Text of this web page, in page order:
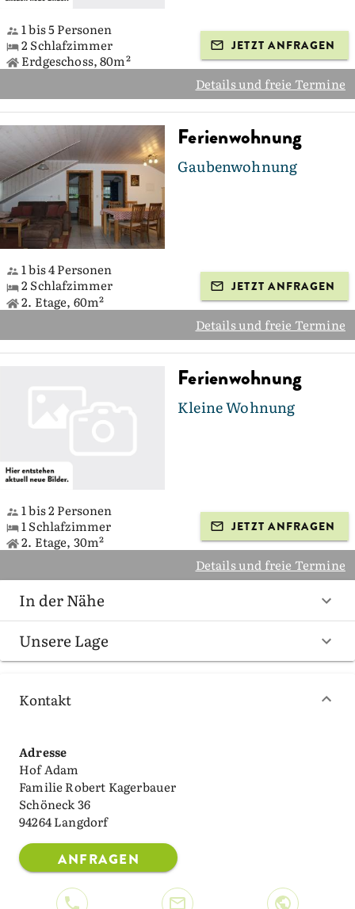
1 bis 5 Personen
2 Schlafzimmer
Erdgeschoss, 80m²
JETZT ANFRAGEN
Details und freie Termine
Ferienwohnung
Gaubenwohnung
1 bis 4 Personen
2 Schlafzimmer
2. Etage, 60m²
JETZT ANFRAGEN
Details und freie Termine
Ferienwohnung
Kleine Wohnung
1 bis 2 Personen
1 Schlafzimmer
2. Etage, 30m²
JETZT ANFRAGEN
Details und freie Termine
In der Nähe
Unsere Lage
Kontakt
Adresse
Hof Adam
Familie Robert Kagerbauer
Schöneck 36
94264 Langdorf
ANFRAGEN